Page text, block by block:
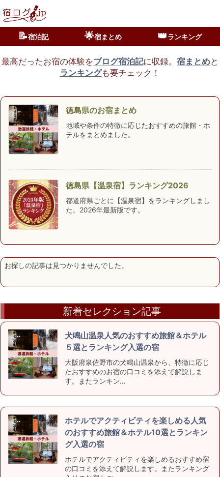
📝宿泊記 🌟宿まとめ 👑ランキング
最高だったお宿の体験をブログ宿泊記に収録。 宿まとめと
ランキングも要チェック！
徳島県のお宿まとめ
地域や条件の特徴に応じたおすすめの旅館・ホ
テルをまとめました。
徳島県【温泉宿】ランキング2026
都道府県ごとに【温泉宿】をランキングしまし
た。2026年最新版です。
お探しの記事は見つかりませんでした。
新着セレクション記事
犬鳴山温泉人気のおすすめ旅館＆ホテル
５選とランキング入選の宿
大阪府泉佐野市の犬鳴山温泉から、特徴に応じ
たおすすめのお宿の口コミを添えて解説しま
す。またランキン…
ホテルでアクティビティを楽しめる人気
のおすすめ旅館＆ホテル10選とランキン
グ入選の宿
ホテルでアクティビティを楽しめるおすすめ宿
の口コミを添えて解説します。またランキング